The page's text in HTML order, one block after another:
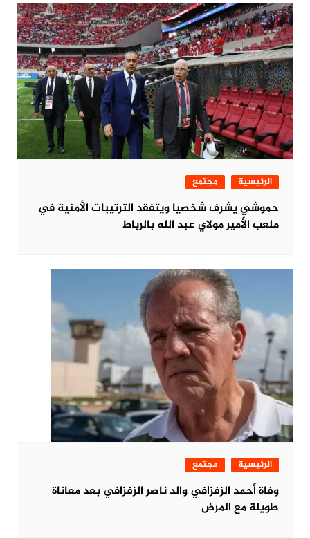
الرئيسية مجتمع
حموشي يشرف شخصيا ويتفقد الترتيبات الأمنية في
ملعب الأمير مولاي عبد الله بالرباط
الرئيسية مجتمع
وفاة أحمد الزفزافي والد ناصر الزفزافي بعد معاناة
طويلة مع المرض